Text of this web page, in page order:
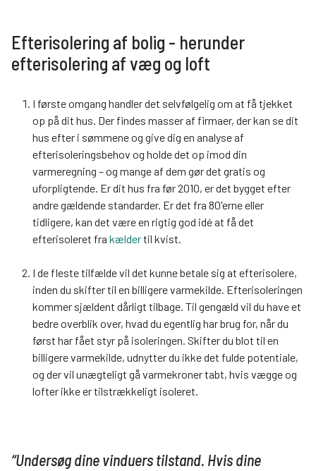
Efterisolering af bolig - herunder
efterisolering af væg og loft
I første omgang handler det selvfølgelig om at få tjekket
op på dit hus. Der findes masser af firmaer, der kan se dit
hus efter i sømmene og give dig en analyse af
efterisoleringsbehov og holde det op imod din
varmeregning – og mange af dem gør det gratis og
uforpligtende. Er dit hus fra før 2010, er det bygget efter
andre gældende standarder. Er det fra 80'erne eller
tidligere, kan det være en rigtig god idé at få det
efterisoleret fra kældertil kvist.
I de fleste tilfælde vil det kunne betale sig at efterisolere,
inden du skifter til en billigere varmekilde. Efterisoleringen
kommer sjældent dårligt tilbage. Til gengæld vil du have et
bedre overblik over, hvad du egentlig har brug for, når du
først har fået styr på isoleringen. Skifter du blot til en
billigere varmekilde, udnytter du ikke det fulde potentiale,
og der vil unægteligt gå varmekroner tabt, hvis vægge og
lofter ikke er tilstrækkeligt isoleret.
“Undersøg dine vinduers tilstand. Hvis dine